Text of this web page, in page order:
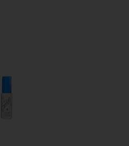
BELT SAMPLER 여행용 팩